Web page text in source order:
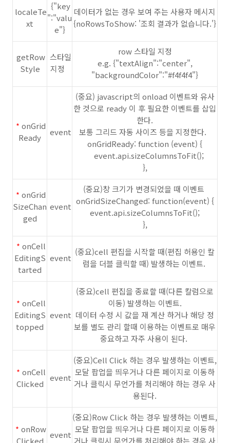
localeTe
xt
{"key
":"valu
e"}
데이터가 없는 경우 보여 주는 사용자 메시지
{noRowsToShow: '조회 결과가 없습니다.'}
getRow
Style
스타일
지정
row 스타일 지정
e.g. {"textAlign":"center",
"backgroundColor":"#f4f4f4"}
* onGrid
Ready
event
(중요) javascript의 onload 이벤트와 유사
한 것으로 ready 이 후 필요한 이벤트를 삽입
한다.
보통 그리드 자동 사이즈 등을 지정한다.
onGridReady: function (event) {
event.api.sizeColumnsToFit();
},
* onGrid
SizeChan
ged
event
(중요)창 크기가 변경되었을 때 이벤트
onGridSizeChanged: function(event) {
event.api.sizeColumnsToFit();
},
* onCell
EditingS
tarted
event
(중요)cell 편집을 시작할 때(편집 허용인 칼
럼을 더블 클릭할 때) 발생하는 이벤트.
* onCell
EditingS
topped
event
(중요)cell 편집을 종료할 때(다른 칼럼으로
이동) 발생하는 이벤트.
데이터 수정 시 값을 재 계산 하거나 해당 정
보를 별도 관리 할때 이용하는 이벤트로 매우
중요하고 자주 사용이 된다.
* onCell
Clicked
event
(중요)Cell Click 하는 경우 발생하는 이벤트,
모달 팝업을 띄우거나 다른 페이지로 이동하
거나 클릭시 무언가를 처리해야 하는 경우 사
용된다.
* onRow
Clicked
event
(중요)Row Click 하는 경우 발생하는 이벤트,
모달 팝업을 띄우거나 다른 페이지로 이동하
거나 클릭시 무언가를 처리해야 하는 경우 사